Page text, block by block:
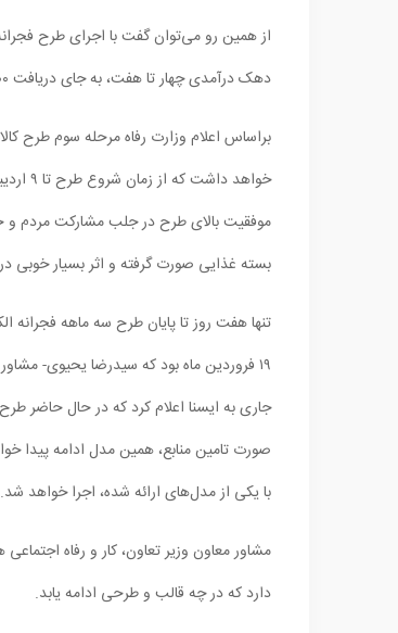
دهک درآمدی چهار تا هفت، به جای دریافت ۳۰۰ هزارتومان، ۵۲۰ هزارتومان یارانه دریافت خواهد کرد.
بسته غذایی صورت گرفته و اثر بسیار خوبی
تنها هفت روز تا پایان طرح سه ماهه فجرانه
۱۹ فروردین ماه بود که سیدرضا یحیوی-
جاری به ایسنا اعلام کرد که در حال حاضر
صورت تامین منابع، همین مدل ادامه پیدا
با یکی از مدل‌های ارائه شده، اجرا خواهد شد.
مشاور معاون وزیر تعاون، کار و رفاه
دارد که در چه قالب و طرحی ادامه یابد.